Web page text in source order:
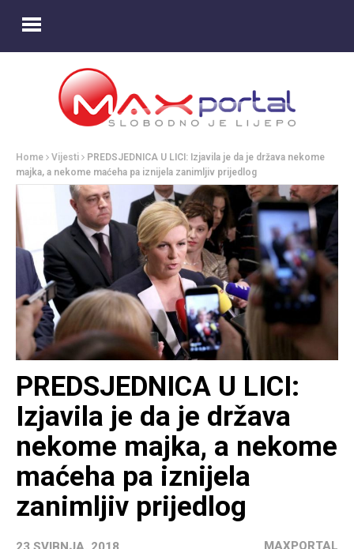
Home Vijesti
PREDSJEDNICA U LICI: Izjavila je da je država nekome
majka, a nekome maćeha pa iznijela zanimljiv prijedlog
PREDSJEDNICA U LICI:
Izjavila je da je država
nekome majka, a nekome
maćeha pa iznijela
zanimljiv prijedlog
MAXPORTAL